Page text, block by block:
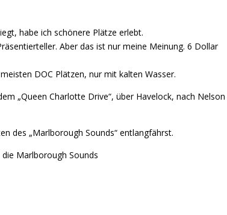
habe ich schönere Plätze erlebt.
Aber das ist nur meine Meinung. 6 Dollar
DOC Plätzen, nur mit kalten Wasser.
„Queen Charlotte Drive“, über Havelock, nach Nelson
des „Marlborough Sounds“ entlangfährst.
Marlborough Sounds